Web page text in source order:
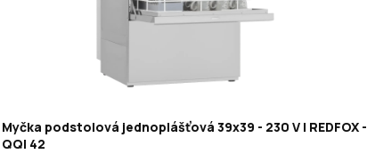
Myčka podstolová jednoplášťová 39x39 - 230 V | REDFOX -
QQI 42